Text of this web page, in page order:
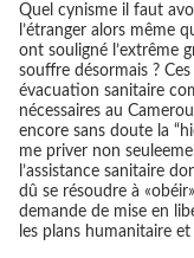
Quel cynisme il faut
l’étranger alors même
ont souligné l’extrême
souffre désormais ?
évacuation sanitaire
nécessaires au
encore sans doute la
me priver non
l’assistance sanitaire
dû se résoudre à
demande de mise en
les plans humanitaire